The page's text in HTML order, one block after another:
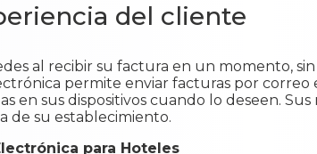
del cliente
al recibir su factura en un momento,
permite enviar facturas por
en sus dispositivos cuando lo deseen.
de su establecimiento.
para Hoteles